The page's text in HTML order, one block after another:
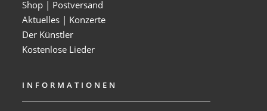
Shop | Postversand
Aktuelles | Konzerte
Der Künstler
Kostenlose Lieder
INFORMATIONEN